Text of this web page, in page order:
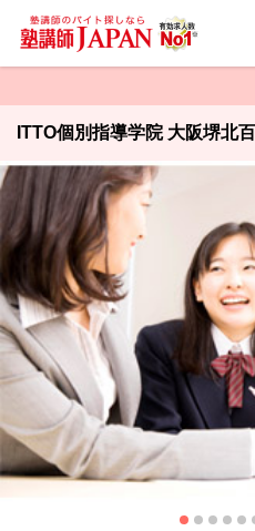
ITTO個別指導学院 大阪堺北